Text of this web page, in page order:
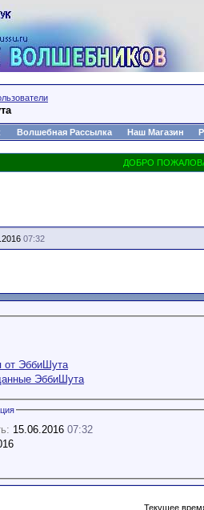
Волшебная Рассылка Наш Магазин
07:32
от ЭббиШута
ЭббиШута
15.06.2016 07:32
Текущее